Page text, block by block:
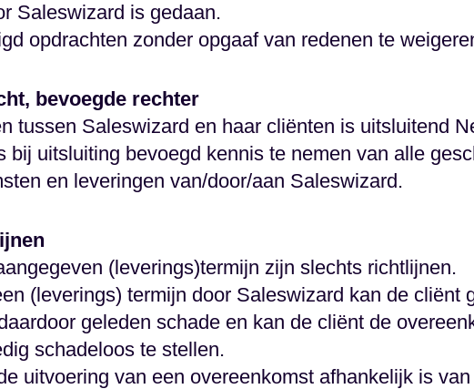
Saleswizard is gedaan.
opdrachten zonder opgaaf van redenen te
bevoegde rechter
tussen Saleswizard en haar cliënten is uitsluitend
bij uitsluiting bevoegd kennis te nemen van alle
en leveringen van/door/aan Saleswizard.
(leverings)termijn zijn slechts richtlijnen.
(leverings) termijn door Saleswizard kan de cliënt
geleden schade en kan de cliënt de
schadeloos te stellen.
uitvoering van een overeenkomst afhankelijk is